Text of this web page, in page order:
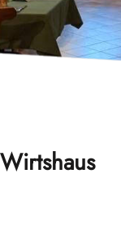
Wirtshaus